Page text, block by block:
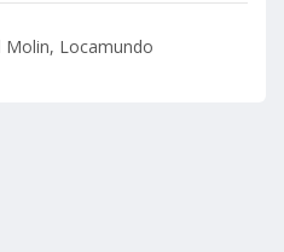
Molin, Locamundo